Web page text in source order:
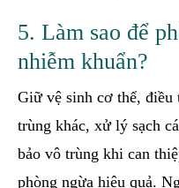
5. Làm sao để
nhiễm khuẩn?
Giữ vệ sinh cơ thể, điều
trùng khác, xử lý sạch
bảo vô trùng khi can
phòng ngừa hiệu quả.